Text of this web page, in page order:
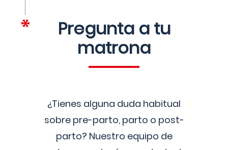
Pregunta a tu
matrona
¿Tienes alguna duda habitual
sobre pre-parto, parto o post-
parto? Nuestro equipo de